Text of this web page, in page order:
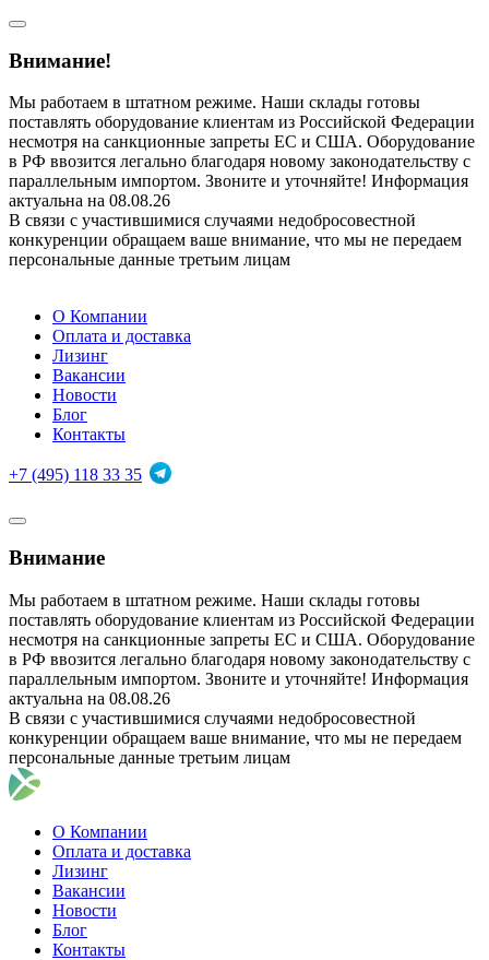
Внимание!
Мы работаем в штатном режиме. Наши склады готовы
поставлять оборудование клиентам из Российской Федерации
несмотря на санкционные запреты ЕС и США. Оборудование
в РФ ввозится легально благодаря новому законодательству с
параллельным импортом. Звоните и уточняйте! Информация
актуальна на 08.08.26
В связи с участившимися случаями недобросовестной
конкуренции обращаем ваше внимание, что мы не передаем
персональные данные третьим лицам
О Компании
Оплата и доставка
Лизинг
Вакансии
Новости
Блог
Контакты
+7 (495) 118 33 35
Внимание
Мы работаем в штатном режиме. Наши склады готовы
поставлять оборудование клиентам из Российской Федерации
несмотря на санкционные запреты ЕС и США. Оборудование
в РФ ввозится легально благодаря новому законодательству с
параллельным импортом. Звоните и уточняйте! Информация
актуальна на 08.08.26
В связи с участившимися случаями недобросовестной
конкуренции обращаем ваше внимание, что мы не передаем
персональные данные третьим лицам
О Компании
Оплата и доставка
Лизинг
Вакансии
Новости
Блог
Контакты